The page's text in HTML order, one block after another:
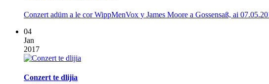
Conzert adüm a le cor WippMenVox y James Moore a Gossensaß, ai
04
Jan
2017
Conzert te dlijia